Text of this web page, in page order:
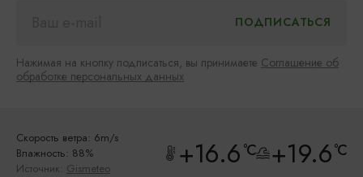
Нажимая на кнопку подписаться, вы принимаете Соглашение об
обработке персональных данных
Скорость ветра: 6m/s
Влажность: 88%
Источник: Gismeteo +16.6°C +19.6°C